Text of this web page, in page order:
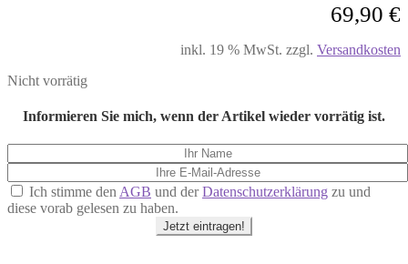
69,90 €
inkl. 19 % MwSt. zzgl. Versandkosten
Nicht vorrätig
Informieren Sie mich, wenn der Artikel wieder vorrätig ist.
Ich stimme den AGB und derDatenschutzerklärung zu und
diese vorab gelesen zu haben.
Jetzt eintragen!